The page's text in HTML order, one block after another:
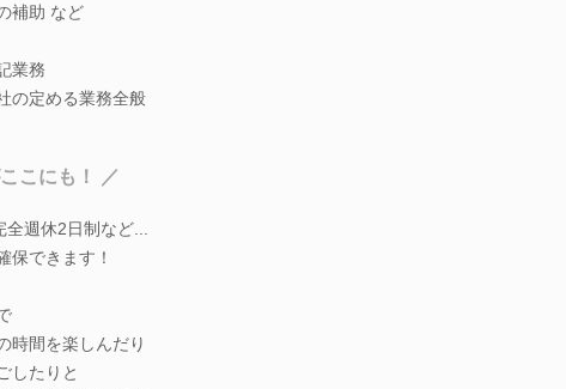
補助 など
業務
の定める業務全般
こにも！ ／
週休2日制など...
保できます！
時間を楽しんだり
したりと